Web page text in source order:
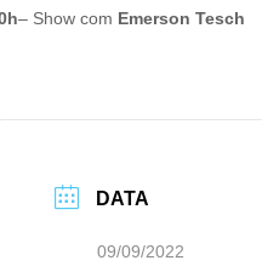
– Show com Emerson Tesch
DATA
09/09/2022